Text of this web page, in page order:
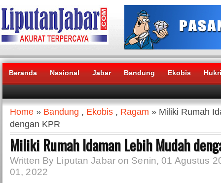
Beranda Nasional Jabar Bandung Ekobis
Headlines News :
Home » Bandung , Ekobis , Ragam » Miliki Rumah
dengan KPR
Miliki Rumah Idaman Lebih Mudah
Written By Liputan Jabar on Senin, 01 Agustus
01, 2022